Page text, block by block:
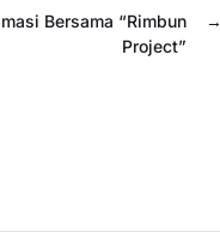
→
Bersama “Rimbun
Project”